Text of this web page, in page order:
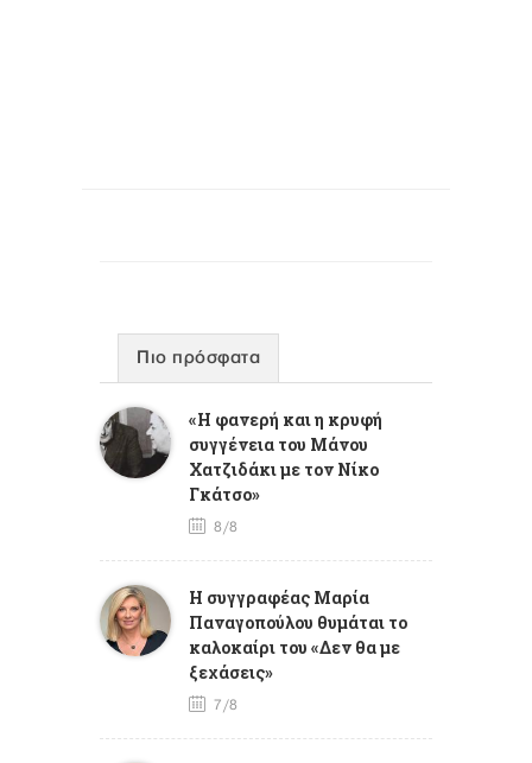
Πιο πρόσφατα
«Η φανερή και η κρυφή
συγγένεια του Μάνου
Χατζιδάκι με τον Νίκο
Γκάτσο»
8/8
Η συγγραφέας Μαρία
Παναγοπούλου θυμάται το
καλοκαίρι του «Δεν θα με
ξεχάσεις»
7/8